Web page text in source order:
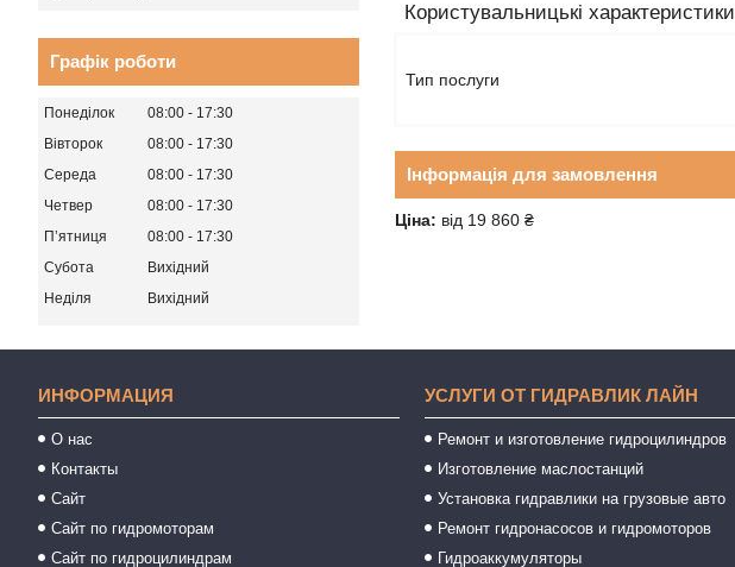
Користувальницькі характеристики
Тип послуги
Інформація для замовлення
Ціна: від 19 860 ₴
Графік роботи
Понеділок 08:00
17:30
Вівторок
08:00
17:30
Середа
08:00
17:30
Четвер
08:00
17:30
Пʼятниця
08:00
17:30
Субота
Вихідний
Неділя
Вихідний
ИНФОРМАЦИЯ
О нас
Контакты
Сайт
Сайт по гидромоторам
Сайт по гидроцилиндрам
УСЛУГИ ОТ ГИДРАВЛИК ЛАЙН
Ремонт и изготовление гидроцилиндров
Изготовление маслостанций
Установка гидравлики на грузовые авто
Ремонт гидронасосов и гидромоторов
Гидроаккумуляторы